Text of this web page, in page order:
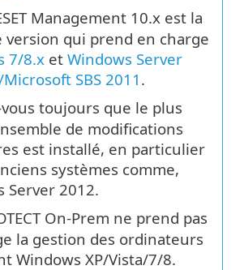
Management 10.x est la
version qui prend en charge
7/8.x et Windows Server
SBS 2011 .
toujours que le plus
de modifications
est installé, en particulier
systèmes comme,
Server 2012.
On-Prem ne prend pas
la gestion des ordinateurs
Windows XP/Vista/7/8.